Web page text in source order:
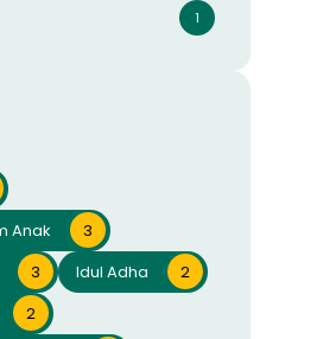
1
Anak
3
3 Idul Adha
2
2